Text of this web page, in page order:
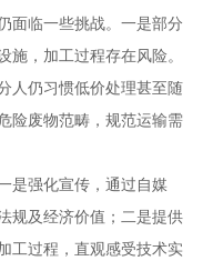
面临一些挑战。一是部分
施，加工过程存在风险。
人仍习惯低价处理甚至随
险废物范畴，规范运输需
是强化宣传，通过自媒
规及经济价值；二是提供
工过程，直观感受技术实